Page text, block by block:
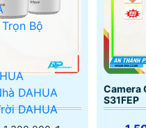
Bộ
DAHUA
DAHUA
Camera
S31FEP